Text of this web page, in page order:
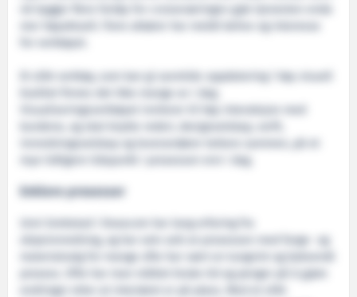
nå bygger flere fartøy for cruisenæringen gjør tjenesten enda
mer høyaktuell. Flere aktører har meldt behov og interesse
for verktøyet.
Et slikt verktøy, som kan gi sanntids-oppdatering i høy visuell
kvalitet finnes det ikke mange av i dag.
Visualiseringsverktøyet inviterer til høy interaksjon med
kundene, og skal knytte rederi, designselskap, verft,
innredningsselskap og leverandører tettere sammen, på et
mye tidligere tidspunkt i prosessen enn i dag.
Enklere prosesser
Unni Grebstad i Doxacom har lang erfaring fra
skipsinnredning, og har selv sett at prosessen med farge- og
materialvalg for mange ofte har vært en tungvint og bakvendt
prosess. Ofte har man måttet bruke tid og penger på å gjøre
endringer etter at interiøret er på plass. Med et slikt